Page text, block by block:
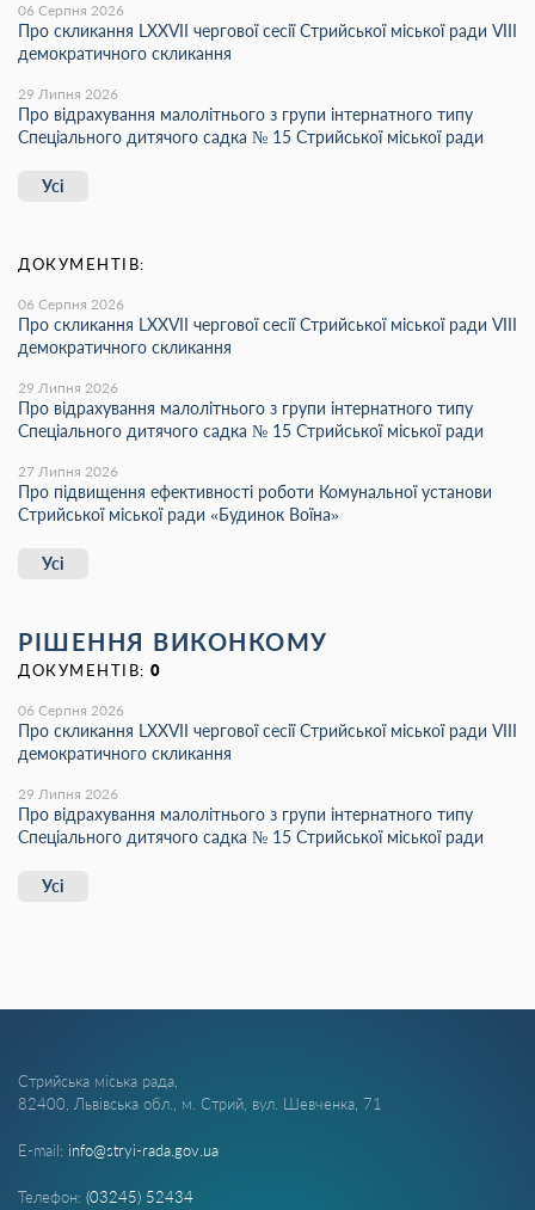
06 Серпня 2026
Про скликання LХХVІІ чергової сесії Стрийської міської ради VIII
демократичного скликання
29 Липня 2026
Про відрахування малолітнього з групи інтернатного типу
Спеціального дитячого садка № 15 Стрийської міської ради
Усі
ДОКУМЕНТІВ:
06 Серпня 2026
Про скликання LХХVІІ чергової сесії Стрийської міської ради VIII
демократичного скликання
29 Липня 2026
Про відрахування малолітнього з групи інтернатного типу
Спеціального дитячого садка № 15 Стрийської міської ради
27 Липня 2026
Про підвищення ефективності роботи Комунальної установи
Стрийської міської ради «Будинок Воїна»
Усі
РІШЕННЯ ВИКОНКОМУ
ДОКУМЕНТІВ: 0
06 Серпня 2026
Про скликання LХХVІІ чергової сесії Стрийської міської ради VIII
демократичного скликання
29 Липня 2026
Про відрахування малолітнього з групи інтернатного типу
Спеціального дитячого садка № 15 Стрийської міської ради
Усі
Стрийська міська рада,
82400, Львівська обл., м. Стрий, вул. Шевченка, 71
E-mail: info@stryi-rada.gov.ua
Телефон: (03245) 52434